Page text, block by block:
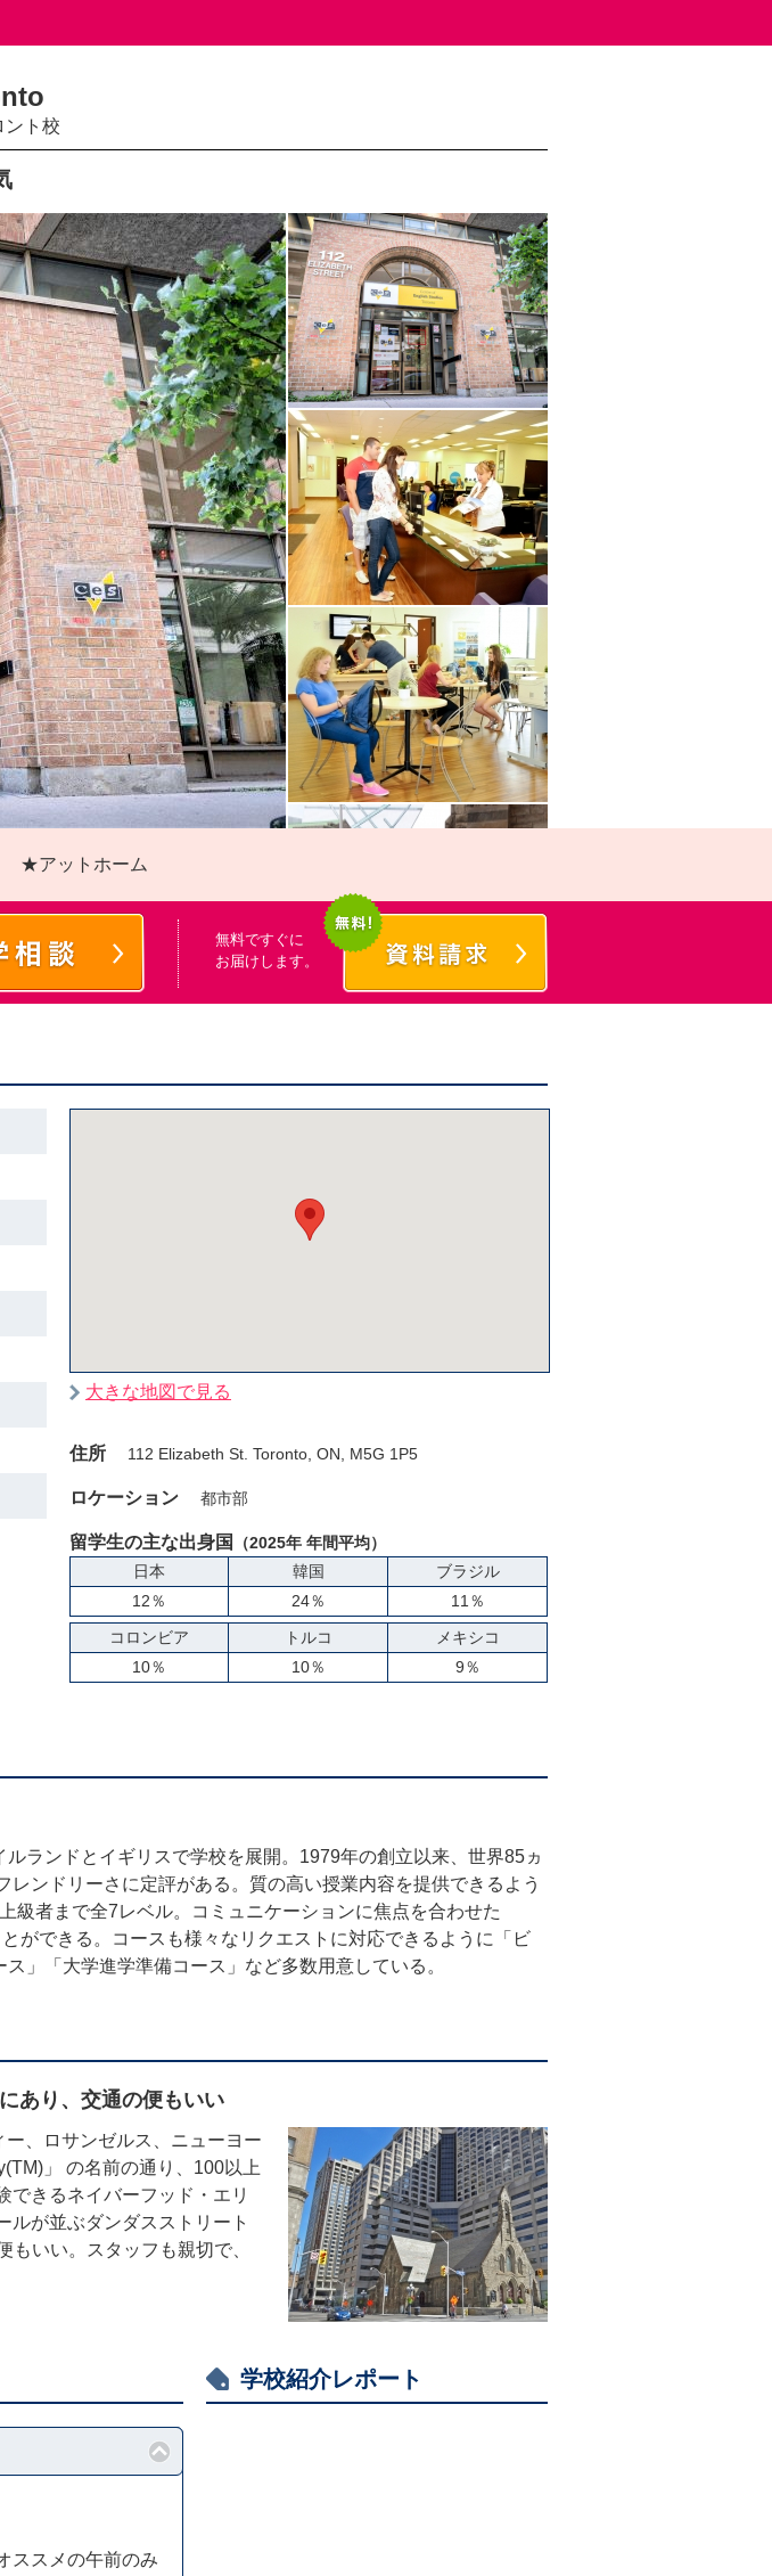
ント校
★アットホーム
無料ですぐに
お届けします。
大きな地図で見る
住所 112 Elizabeth St. Toronto, ON, M5G 1P5
ロケーション 都市部
留学生の主な出身国
（2025年 年間平均）
日本
韓国
ブラジル
12％
24％
11％
コロンビア
トルコ
メキシコ
10％
10％ 9％
ランドとイギリスで学校を展開。1979年の創立以来、世界85ヵ
ンドリーさに定評がある。質の高い授業内容を提供できるよう
級者まで全7レベル。コミュニケーションに焦点を合わせた
ができる。コースも様々なリクエストに対応できるように「ビ
」「大学進学準備コース」など多数用意している。
あり、交通の便もいい
、ロサンゼルス、ニューヨー
」 の名前の通り、100以上
できるネイバーフッド・エリ
ルが並ぶダンダスストリート
いい。スタッフも親切で、
ススメの午前のみ
学校紹介レポート